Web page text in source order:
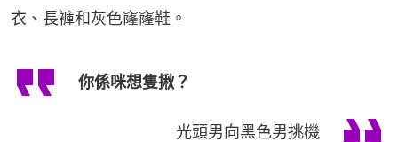
衣、長褲和灰色窿窿鞋。
你係咪想隻揪？
光頭男向黑色男挑機